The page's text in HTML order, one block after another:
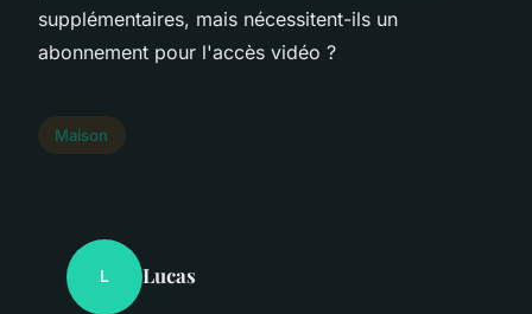
supplémentaires, mais nécessitent-ils un
abonnement pour l'accès vidéo ?
Maison
L Lucas